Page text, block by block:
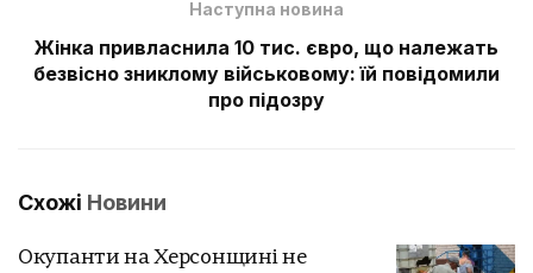
Наступна новина
Жінка привласнила 10 тис. євро, що належать
безвісно зниклому військовому: їй повідомили
про підозру
Схожі Новини
Окупанти на Херсонщині не